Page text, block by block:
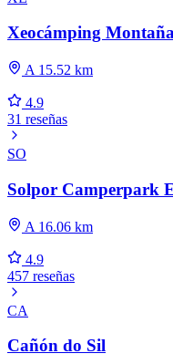
Xeocámping
A 15.52 km
4.9
31 reseñas
SO
Solpor Camperpark
A 16.06 km
4.9
457 reseñas
CA
Cañón do Sil